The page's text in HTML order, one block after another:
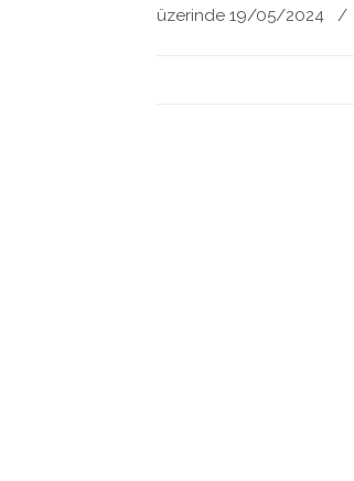
üzerinde 19/05/2024 /